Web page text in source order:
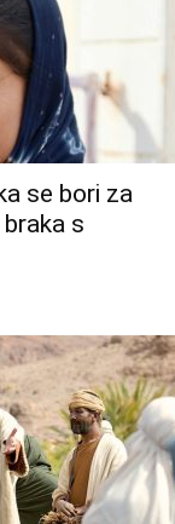
se bori za
s